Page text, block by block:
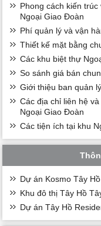
Phong cách kiến
Ngoại Giao Đoàn
Phí quản lý và vận
Thiết kế mặt bằng
Các khu biệt thự
So sánh giá bán
Giới thiệu ban quản
Các địa chỉ liên hệ
Ngoại Giao Đoàn
Các tiện ích tại khu
Dự án Kosmo Tây Hồ
Khu đô thị Tây Hồ
Dự án Tây Hồ